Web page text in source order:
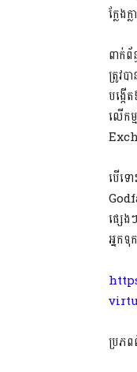
ក្លែ
ពាក់
ត្រូវ
បង្ក
លើក
បើទោ
ផ្សេ
អ្នក
ប្រភ